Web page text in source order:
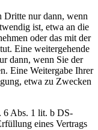
Dritte nur dann, wenn
ist, etwa an die
oder das mit der
Eine weitergehende
dann, wenn Sie der
Eine Weitergabe Ihrer
etwa zu Zwecken
6 Abs. 1 lit. b DS-
eines Vertrags